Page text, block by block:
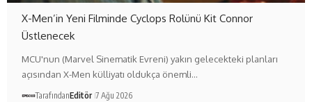
X-Men’in Yeni Filminde Cyclops Rolünü Kit Connor
Üstlenecek
MCU'nun (Marvel Sinematik Evreni) yakın gelecekteki planları
açısından X-Men külliyatı oldukça önemli…
TarafındanEditör 7 Ağu 2026